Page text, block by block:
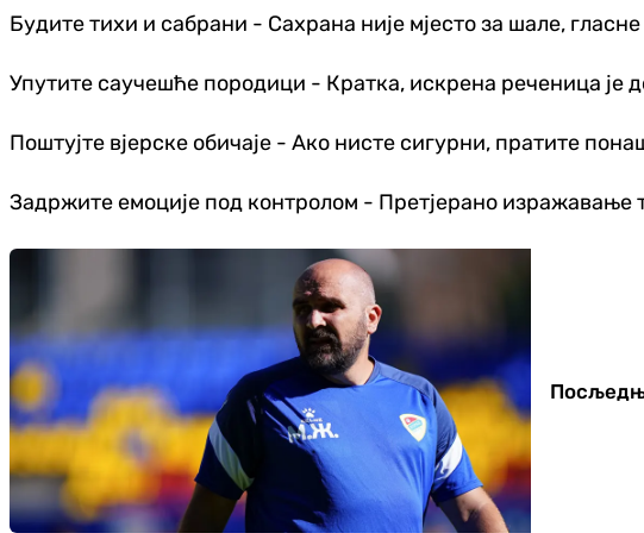
Будите тихи и сабрани - Сахрана није мјесто за шале,
Упутите саучешће породици - Кратка, искрена реченица је
Поштујте вјерске обичаје - Ако нисте сигурни, пратите
Задржите емоције под контролом - Претјерано изражавање